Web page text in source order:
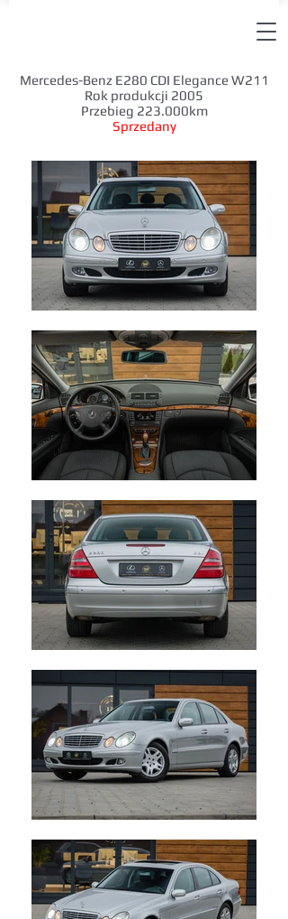
Mercedes-Benz E280 CDI Elegance W211
Rok produkcji 2005
Przebieg 223.000km
Sprzedany